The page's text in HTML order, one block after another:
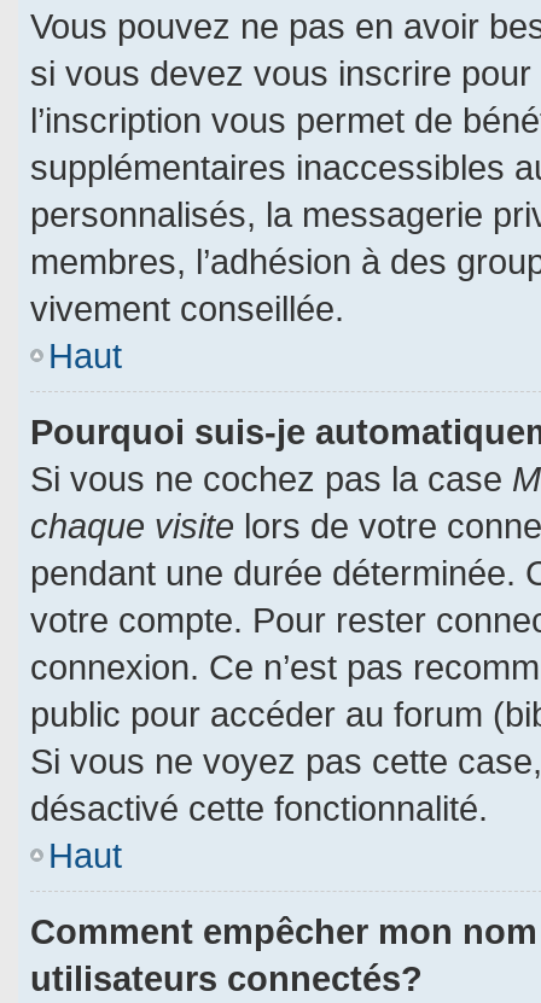
Vous pouvez ne pas en avoir
si vous devez vous inscrire
l’inscription vous permet de
supplémentaires inaccessibles
personnalisés, la messagerie
membres, l’adhésion à des
vivement conseillée.
Haut
Pourquoi suis-je
Si vous ne cochez pas la case
chaque visite lors de votre
pendant une durée déterminée.
votre compte. Pour rester
connexion. Ce n’est pas
public pour accéder au forum
Si vous ne voyez pas cette
désactivé cette fonctionnalité.
Haut
Comment empêcher mon
utilisateurs connectés?